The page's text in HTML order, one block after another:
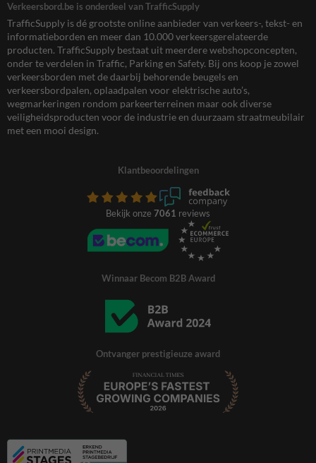
Verkeersbord.be is onderdeel van TrafficSupply
TrafficSupply is dé grootste online aanbieder van verkeers-, tekst- en
informatieborden en meer dan 10.000 verkeersgerelateerde
producten. TrafficSupply bestaat uit meerdere webshopconcepten,
onder te verdelen in Traffic, Parking en Safety. Bij ons koop je zowel
verkeersborden met de daarbij behorende beugels en
verkeersbordpalen, oplaadpalen voor elektrische auto’s,
wegmarkeringen rondom parkeerterreinen maar ook diverse
veiligheidsproducten voor de industrie en duurzaam straatmeubilair
met een mooi design.
Klantbeoordelingen
Bekijk onze 7061 reviews
Winnaar Becom B2B Award
Ontvanger prestigieuze award